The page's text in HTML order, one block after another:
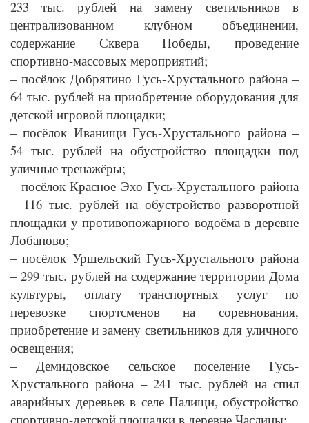
233 тыс. рублей на замену светильников в
централизованном клубном объединении,
содержание Сквера Победы, проведение
спортивно-массовых мероприятий;
– посёлок Добрятино Гусь-Хрустального района –
64 тыс. рублей на приобретение оборудования для
детской игровой площадки;
– посёлок Иванищи Гусь-Хрустального района –
54 тыс. рублей на обустройство площадки под
уличные тренажёры;
– посёлок Красное Эхо Гусь-Хрустального района
– 116 тыс. рублей на обустройство разворотной
площадки у противопожарного водоёма в деревне
Лобаново;
– посёлок Уршельский Гусь-Хрустального района
– 299 тыс. рублей на содержание территории Дома
культуры, оплату транспортных услуг по
перевозке спортсменов на соревнования,
приобретение и замену светильников для уличного
освещения;
– Демидовское сельское поселение Гусь-
Хрустального района – 241 тыс. рублей на спил
аварийных деревьев в селе Палищи, обустройство
спортивно-детской площадки в деревне Часлицы;